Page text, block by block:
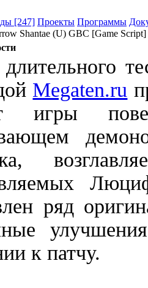
[247] Проекты Программы
Shantae (U) GBC [Game Script]
Megaten.ru
игры
ряд
к патчу.